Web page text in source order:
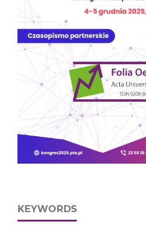
KEYWORDS